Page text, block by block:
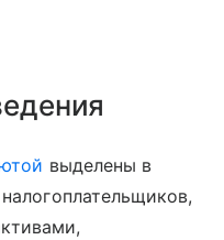
выделены в